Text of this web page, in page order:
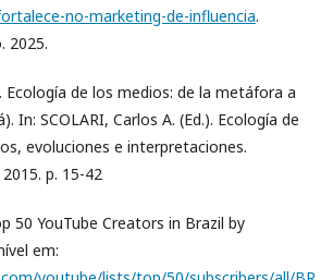
no-marketing-de-influencia.
2025.
Ecología de los medios: de la metáfora a
In: SCOLARI, Carlos A. (Ed.). Ecología de
evoluciones e interpretaciones.
p. 15-42
50 YouTube Creators in Brazil by
em: